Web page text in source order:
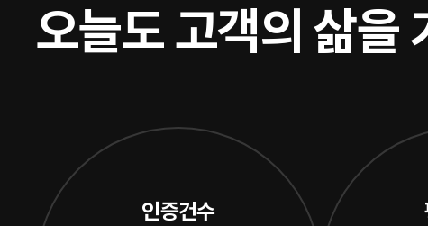
오늘도 고객의 삶을
인증건수